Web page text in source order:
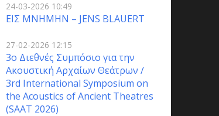
24-03-2026 10:49
ΕΙΣ ΜΝΗΜΗΝ – JENS BLAUERT
27-02-2026 12:15
3o Διεθνές Συμπόσιο για την
Ακουστική Αρχαίων Θεάτρων /
3rd International Symposium on
the Acoustics of Ancient Theatres
(SAAT 2026)